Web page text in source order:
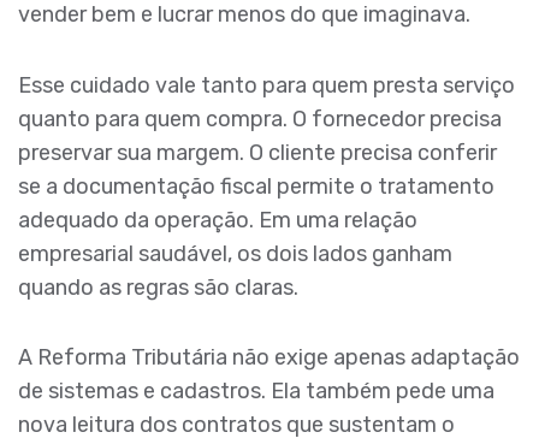
vender bem e lucrar menos do que imaginava.
Esse cuidado vale tanto para quem presta serviço
quanto para quem compra. O fornecedor precisa
preservar sua margem. O cliente precisa conferir
se a documentação fiscal permite o tratamento
adequado da operação. Em uma relação
empresarial saudável, os dois lados ganham
quando as regras são claras.
A Reforma Tributária não exige apenas adaptação
de sistemas e cadastros. Ela também pede uma
nova leitura dos contratos que sustentam o